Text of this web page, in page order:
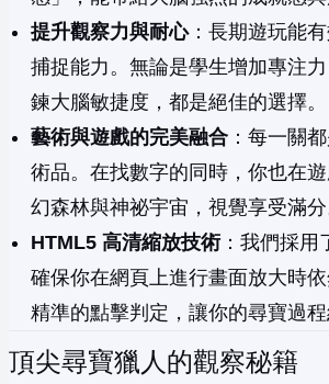
提升觀察力與耐心：長期遊玩能
捕捉能力。無論是學生增加專注
鍊大腦敏捷度，都是絕佳的選擇。
藝術與遊戲的完美融合 ：每一關
術品。在找數字的同時，你也在
幻森林與神祕宇宙，視覺享受滿分
HTML5 高清縮放技術：我們採用
確保你在網頁上進行畫面放大時依
精準的點擊判定，讓你的尋寶過程
頂尖尋寶獵人的觀察秘籍